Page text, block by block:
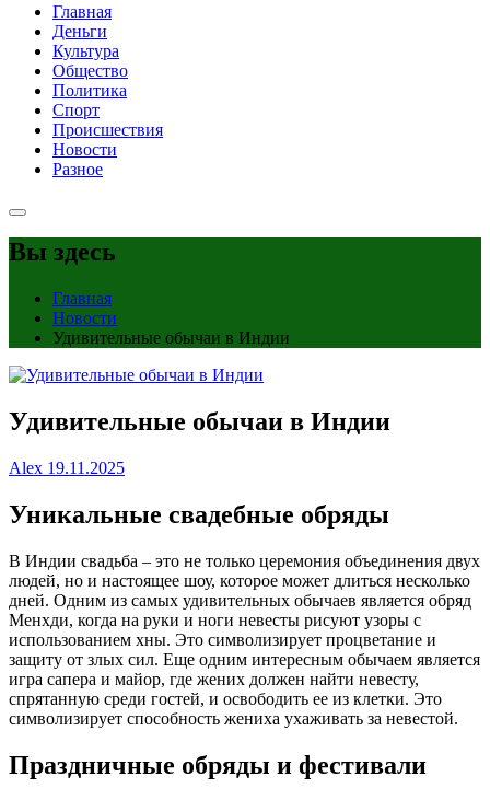
Главная
Деньги
Культура
Общество
Политика
Спорт
Происшествия
Новости
Разное
Вы здесь
Главная
Новости
Удивительные обычаи в Индии
Удивительные обычаи в Индии
Alex 19.11.2025
Уникальные свадебные обряды
В Индии свадьба – это не только церемония объединения двух
людей, но и настоящее шоу, которое может длиться несколько
дней. Одним из самых удивительных обычаев является обряд
Менхди, когда на руки и ноги невесты рисуют узоры с
использованием хны. Это символизирует процветание и
защиту от злых сил. Еще одним интересным обычаем является
игра сапера и майор, где жених должен найти невесту,
спрятанную среди гостей, и освободить ее из клетки. Это
символизирует способность жениха ухаживать за невестой.
Праздничные обряды и фестивали